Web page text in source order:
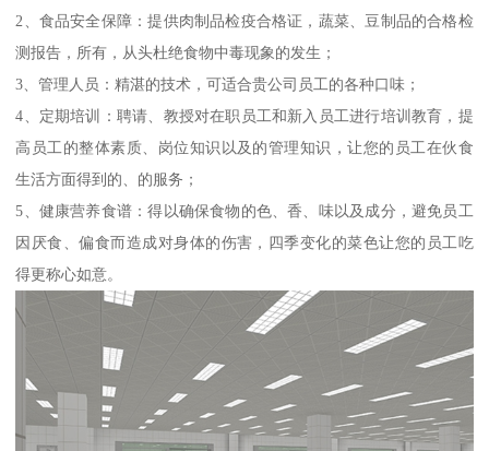
2、食品安全保障：提供肉制品检疫合格证，蔬菜、豆制品的合格检
测报告，所有，从头杜绝食物中毒现象的发生；
3、管理人员：精湛的技术，可适合贵公司员工的各种口味；
4、定期培训：聘请、教授对在职员工和新入员工进行培训教育，提
高员工的整体素质、岗位知识以及的管理知识，让您的员工在伙食
生活方面得到的、的服务；
5、健康营养食谱：得以确保食物的色、香、味以及成分，避免员工
因厌食、偏食而造成对身体的伤害，四季变化的菜色让您的员工吃
得更称心如意。